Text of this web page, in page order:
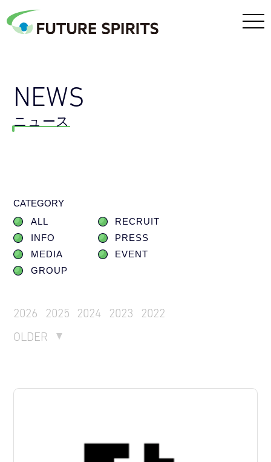
NEWS
ニュース
CATEGORY
ALL
RECRUIT
INFO
PRESS
MEDIA
EVENT
GROUP
2026 2025 2024 2023
2022
OLDER